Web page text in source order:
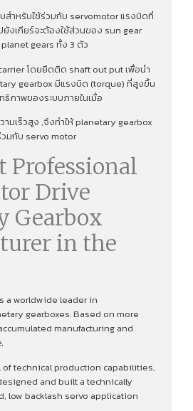
สำหรับใช้ร่วมกับ servomotor แรงบิดที่
งเกียร์จะต้องใช้ส่วนของ sun gear
gears ทั้ง 3 ตัว
โดยยึดติด shaft out put เพื่อนํา
gearbox มีแรงบิด (torque) ที่สูงขึ้น
ธิภาพของระบบภายในเมื่อ
มเร็วสูง ,จึงทําให้ planetary gearbox
วมกับ servo motor
Professional
Drive
Gearbox
in the
a worldwide leader in
gearboxes. Based on more
manufacturing and
technical production capabilities,
and built a technically
low backlash servo application